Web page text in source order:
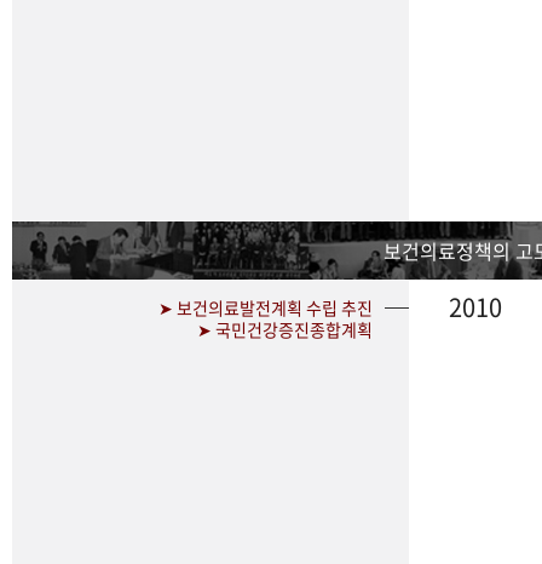
보건의료정책의 고
➤ 보건의료발전계획 수립 추진
➤ 국민건강증진종합계획
2010